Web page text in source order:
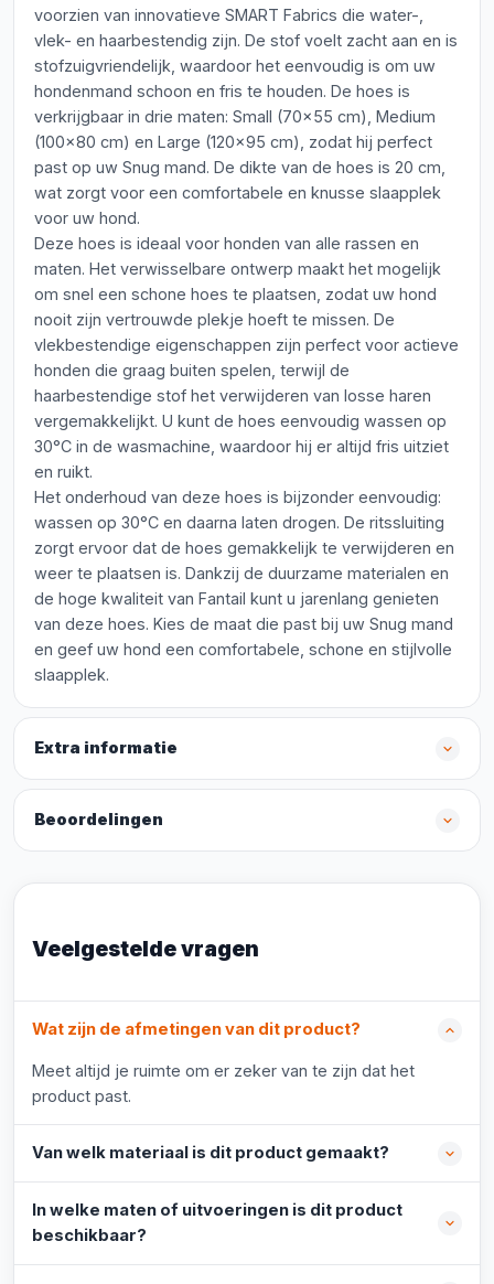
voorzien van innovatieve SMART Fabrics die water-,
vlek- en haarbestendig zijn. De stof voelt zacht aan en is
stofzuigvriendelijk, waardoor het eenvoudig is om uw
hondenmand schoon en fris te houden. De hoes is
verkrijgbaar in drie maten: Small (70x55 cm), Medium
(100x80 cm) en Large (120x95 cm), zodat hij perfect
past op uw Snug mand. De dikte van de hoes is 20 cm,
wat zorgt voor een comfortabele en knusse slaapplek
voor uw hond.
Deze hoes is ideaal voor honden van alle rassen en
maten. Het verwisselbare ontwerp maakt het mogelijk
om snel een schone hoes te plaatsen, zodat uw hond
nooit zijn vertrouwde plekje hoeft te missen. De
vlekbestendige eigenschappen zijn perfect voor actieve
honden die graag buiten spelen, terwijl de
haarbestendige stof het verwijderen van losse haren
vergemakkelijkt. U kunt de hoes eenvoudig wassen op
30°C in de wasmachine, waardoor hij er altijd fris uitziet
en ruikt.
Het onderhoud van deze hoes is bijzonder eenvoudig:
wassen op 30°C en daarna laten drogen. De ritssluiting
zorgt ervoor dat de hoes gemakkelijk te verwijderen en
weer te plaatsen is. Dankzij de duurzame materialen en
de hoge kwaliteit van Fantail kunt u jarenlang genieten
van deze hoes. Kies de maat die past bij uw Snug mand
en geef uw hond een comfortabele, schone en stijlvolle
slaapplek.
Extra informatie
Beoordelingen
Veelgestelde vragen
Wat zijn de afmetingen van dit product?
Meet altijd je ruimte om er zeker van te zijn dat het
product past.
Van welk materiaal is dit product gemaakt?
In welke maten of uitvoeringen is dit product
beschikbaar?